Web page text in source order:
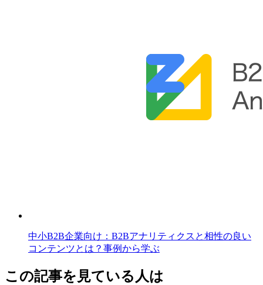
中小B2B企業向け：B2Bアナリティクスと相性の良い
コンテンツとは？事例から学ぶ
この記事を見ている人は